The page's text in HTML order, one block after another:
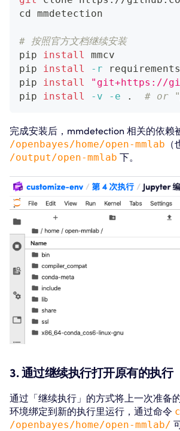
cd mmdetection
# 按照官方文档继续安装
pip
install
mmcv
pip
install -r
pip
install
"git+https://
pip
install -v -e . # or
完成安装后，mmdetection 相关的依赖
/openbayes/home/open-mmlab
/output/open-mmlab 下。
3. 通过继续执行打开原有的执行
通过「继续执行」的方式将上一次准备
环境绑定到新的执行里运行，通过命令
/openbayes/home/open-mmlab/